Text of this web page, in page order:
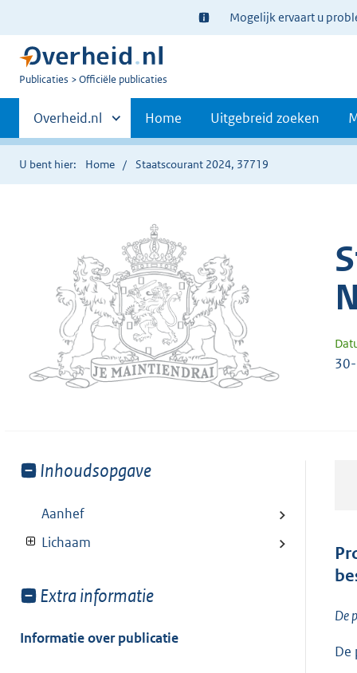
Ter
informatie:
Mogelijk ervaart u
U
Publicaties Officiële publicaties
Primaire
navigatie
Andere
sites
binnen
Overheid.nl Home Uitgebreid zoeken
U bent hier: Home Staatscourant 2024, 37719
Toon
van:
Inhoudsopgave
Aanhef
Lichaam
Toon
van:
Extra informatie
Informatie over publicatie
De
De